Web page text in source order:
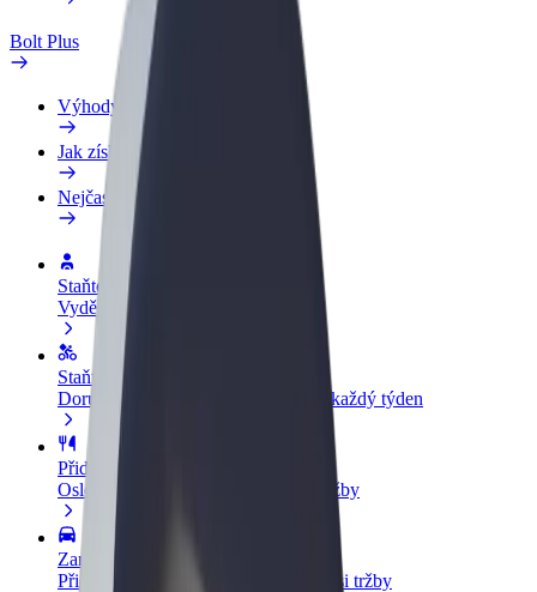
Bolt Plus
Výhody
Jak získat členství
Nejčastější otázky
Staňte se řidičem
Vydělávejte podle sebe
Staňte se kurýrem
Doručujte jídlo a dostávejte výplatu každý týden
Přidejte restauraci nebo obchod
Oslovte více zákazníků a zvyšte si tržby
Zaregistrujte se jako flotilový partner
Přidejte svou flotilu k Boltu a zvyšte si tržby